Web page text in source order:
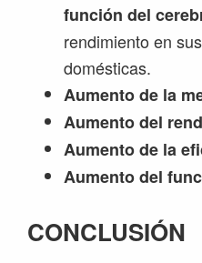
función del
rendimiento en
domésticas.
Aumento de la
Aumento del
Aumento de la
Aumento del
CONCLUSIÓN